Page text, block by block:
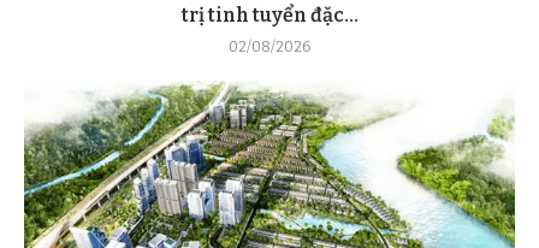
trị tinh tuyển đặc...
02/08/2026